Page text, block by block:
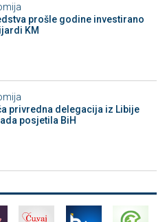
prošle godine investirano
KM
privredna delegacija iz Libije
posjetila BiH